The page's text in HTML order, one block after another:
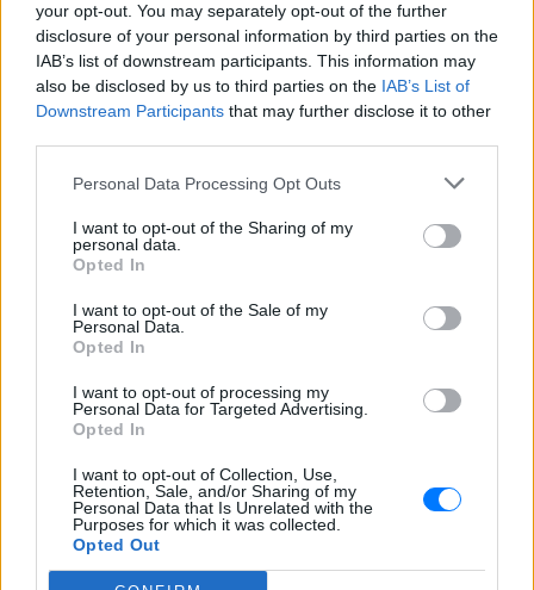
your opt-out. You may separately opt-out of the further
disclosure of your personal information by third parties on the
IAB’s list of downstream participants. This information may
also be disclosed by us to third parties on the IAB’s List of
Downstream Participants that may further disclose it to other
Personal Data Processing Opt Outs
I want to opt-out of the Sharing of my
personal data.
Opted In
I want to opt-out of the Sale of my
Personal Data.
Opted In
I want to opt-out of processing my
Personal Data for Targeted Advertising.
Opted In
I want to opt-out of Collection, Use,
Retention, Sale, and/or Sharing of my
Personal Data that Is Unrelated with the
Purposes for which it was collected.
Opted Out
Διαβάστε περισσότερα θέματα για Μόδα,
Ομορφιά,Σχέσεις
στο νέο
Pink.gr
Ακολουθήστε το E-Radio.gr και στο Instagram